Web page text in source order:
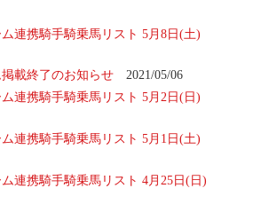
連携騎手騎乗馬リスト 5月8日(土)
載終了のお知らせ
2021/05/06
連携騎手騎乗馬リスト 5月2日(日)
連携騎手騎乗馬リスト 5月1日(土)
連携騎手騎乗馬リスト 4月25日(日)